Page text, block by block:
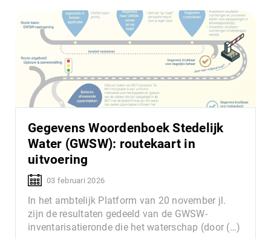
Gegevens Woordenboek Stedelijk
Water (GWSW): routekaart in
uitvoering
03 februari 2026
In het ambtelijk Platform van 20 november jl.
zijn de resultaten gedeeld van de GWSW-
inventarisatieronde die het waterschap (door (…)